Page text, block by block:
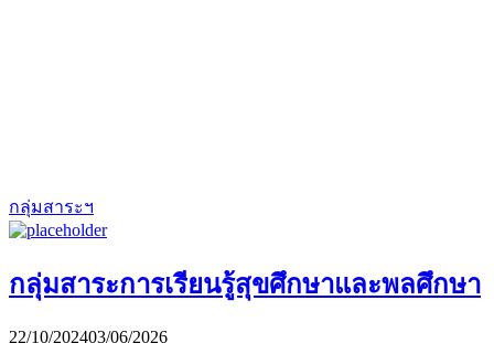
กลุ่มสาระฯ
กลุ่มสาระการเรียนรู้สุขศึกษาและพลศึกษา
22/10/202403/06/2026